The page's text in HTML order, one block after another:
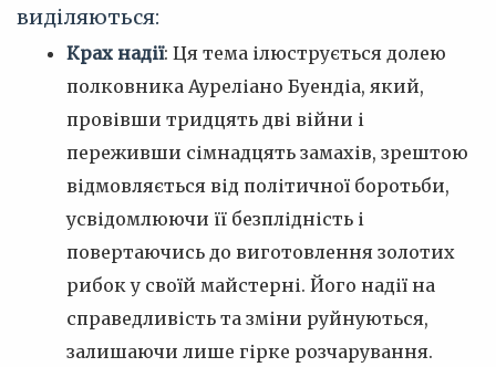
виділяються:
Крах надії: Ця тема ілюструється долею
полковника Ауреліано Буендіа, який,
провівши тридцять дві війни і
переживши сімнадцять замахів, зрештою
відмовляється від політичної боротьби,
усвідомлюючи її безплідність і
повертаючись до виготовлення золотих
рибок у своїй майстерні. Його надії на
справедливість та зміни руйнуються,
залишаючи лише гірке розчарування.